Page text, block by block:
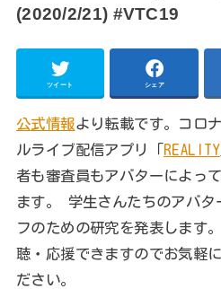
(2020/2/21) #VTC19
ツイート シェア
公式情報より転載です。コロ
ルライブ配信アプリ「
REALITY
者も審査員もアバターによっ
ます。 学生さんたちのアバタ
フのための研究を発表します
聴・応援できますのでお気軽
ださい。